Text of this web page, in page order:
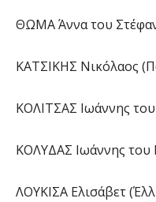
ΘΩΜΑ Άννα του
ΚΑΤΣΙΚΗΣ Νικόλαος
ΚΟΛΙΤΣΑΣ Ιωάννης
ΚΟΛΥΔΑΣ Ιωάννης του
ΛΟΥΚΙΣΑ Ελισάβετ